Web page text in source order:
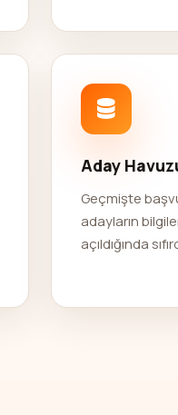
Aday
Geçmişte
adayların
açıldığında